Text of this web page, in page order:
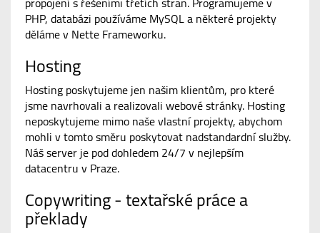
PHP, databázi používáme MySQL a některé projekty
děláme v Nette Frameworku.
Hosting
Hosting poskytujeme jen našim klientům, pro které
jsme navrhovali a realizovali webové stránky. Hosting
neposkytujeme mimo naše vlastní projekty, abychom
mohli v tomto směru poskytovat nadstandardní služby.
Náš server je pod dohledem 24/7 v nejlepším
datacentru v Praze.
Copywriting - textařské práce a
překlady